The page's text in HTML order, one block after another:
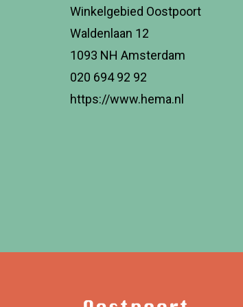
Winkelgebied Oostpoort
Waldenlaan 12
1093 NH Amsterdam
020 694 92 92
https://www.hema.nl